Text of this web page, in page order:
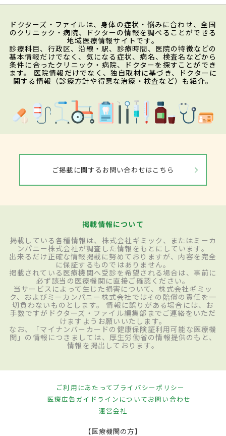
ドクターズ・ファイルは、身体の症状・悩みに合わせ、全国
のクリニック・病院、ドクターの情報を調べることができる
地域医療情報サイトです。
診療科目、行政区、沿線・駅、診療時間、医院の特徴などの
基本情報だけでなく、気になる症状、病名、検査名などから
条件に合ったクリニック・病院、ドクターを探すことができ
ます。 医院情報だけでなく、独自取材に基づき、ドクターに
関する情報（診療方針や得意な治療・検査など）も紹介。
ご掲載に関するお問い合わせはこちら
掲載情報について
掲載している各種情報は、株式会社ギミック、またはミーカ
ンパニー株式会社が調査した情報をもとにしています。
出来るだけ正確な情報掲載に努めておりますが、内容を完全
に保証するものではありません。
掲載されている医療機関へ受診を希望される場合は、事前に
必ず該当の医療機関に直接ご確認ください。
当サービスによって生じた損害について、株式会社ギミッ
ク、およびミーカンパニー株式会社ではその賠償の責任を一
切負わないものとします。 情報に誤りがある場合には、お
手数ですがドクターズ・ファイル編集部までご連絡をいただ
けますようお願いいたします。
なお、「マイナンバーカードの健康保険証利用可能な医療機
関」の情報につきましては、厚生労働省の情報提供のもと、
情報を掲出しております。
ご利用にあたってプライバシーポリシー
医療広告ガイドラインについてお問い合わせ
運営会社
【医療機関の方】